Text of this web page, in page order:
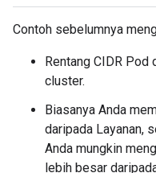
Contoh sebelumnya
Rentang CIDR Pod
cluster.
Biasanya Anda
daripada Layanan,
Anda mungkin
lebih besar